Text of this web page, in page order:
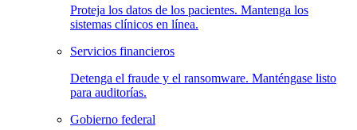
Proteja los datos de los pacientes. Mantenga los
sistemas clínicos en línea.
Servicios financieros
Detenga el fraude y el ransomware. Manténgase listo
para auditorías.
Gobierno federal